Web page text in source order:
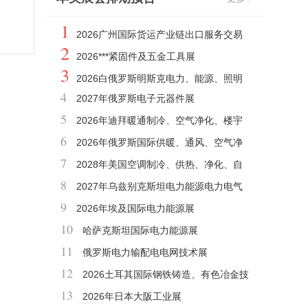
1
2026广州国际货运产业链出口服务交易
会
2 2026***紧固件及五金工具展
3
2026白俄罗斯明斯克电力、能源、照明
展
4 2027年俄罗斯电子元器件展
5
2026年迪拜暖通制冷、空气净化、楼宇
自控、建材展BIG5
6
2026年俄罗斯国际供暖、通风、空气净
化及空调环保展
7
2028年美国空调制冷、供热、净化、自
控、仪表展AHR
8
2027年乌兹别克斯坦电力能源电力电气
工程及照明展
9 2026年埃及国际电力能源展
10 哈萨克斯坦国际电力能源展
11 俄罗斯电力输配电电网技术展
12
2026土耳其国际钢铁铸造、有色冶金技
术、机械及产品展览会
13 2026年日本大阪工业展